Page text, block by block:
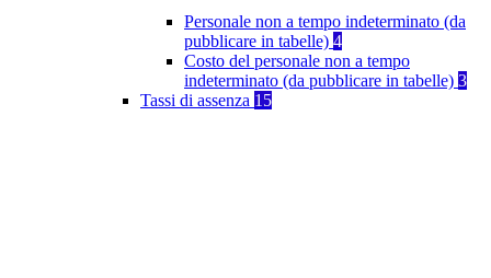
Personale non a tempo indeterminato (da
pubblicare in tabelle) 4
Costo del personale non a tempo
indeterminato (da pubblicare in tabelle) 3
Tassi di assenza 15